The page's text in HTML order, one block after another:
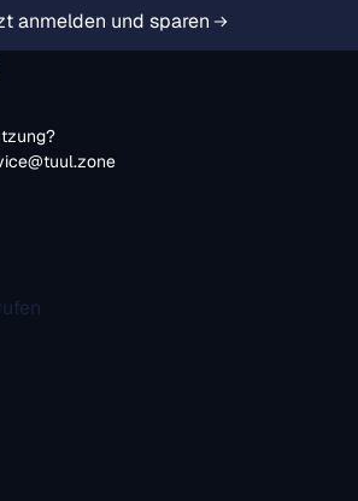
anmelden und sparen